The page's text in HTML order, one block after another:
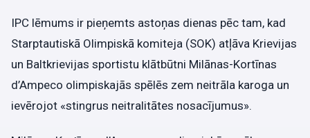
IPC lēmums ir pieņemts astoņas dienas pēc tam, kad
Starptautiskā Olimpiskā komiteja (SOK) atļāva Krievijas
un Baltkrievijas sportistu klātbūtni Milānas-Kortīnas
d’Ampeco olimpiskajās spēlēs zem neitrāla karoga un
ievērojot «stingrus neitralitātes nosacījumus».